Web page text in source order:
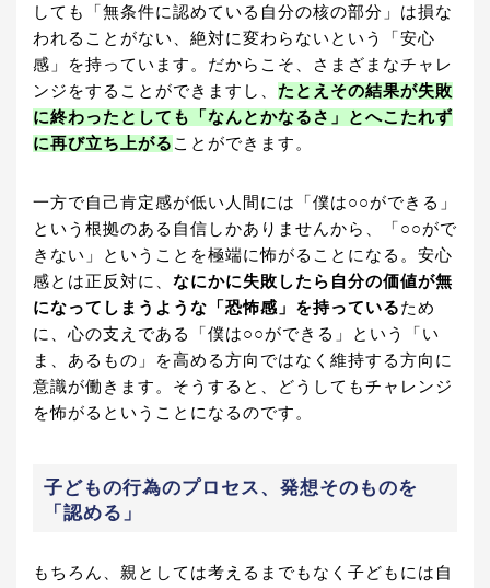
しても「無条件に認めている自分の核の部分」は損な
われることがない、絶対に変わらないという「安心
感」を持っています。だからこそ、さまざまなチャレ
ンジをすることができますし、 たとえその結果が失敗
に終わったとしても「なんとかなるさ」とへこたれず
に再び立ち上がる ことができます。
一方で自己肯定感が低い人間には「僕は○○ができる」
という根拠のある自信しかありませんから、「○○がで
きない」ということを極端に怖がることになる。安心
感とは正反対に、 なにかに失敗したら自分の価値が無
になってしまうような「恐怖感」を持っているため
に、心の支えである「僕は○○ができる」という「い
ま、あるもの」を高める方向ではなく維持する方向に
意識が働きます。そうすると、どうしてもチャレンジ
を怖がるということになるのです。
子どもの行為のプロセス、発想そのものを
「認める」
もちろん、親としては考えるまでもなく子どもには自